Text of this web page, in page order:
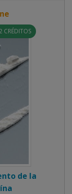
CRÉDITOS
de la